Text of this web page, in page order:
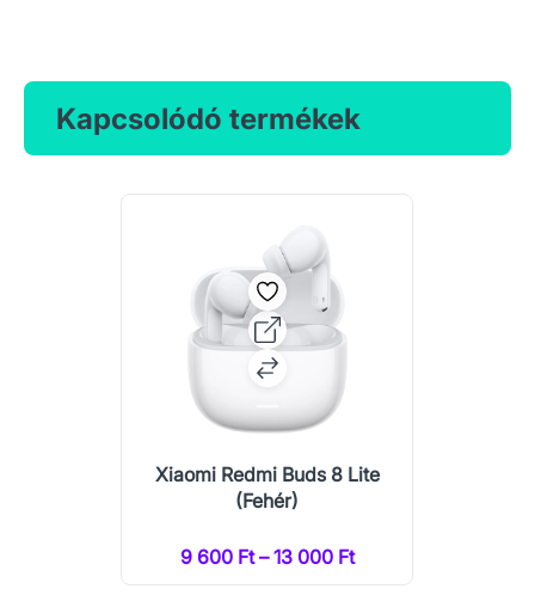
Kapcsolódó termékek
Xiaomi Redmi Buds 8 Lite
(Fehér)
9 600 Ft – 13 000 Ft